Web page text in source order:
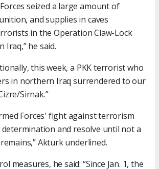
seized a large amount of
and supplies in caves
in the Operation Claw-Lock
Iraq,” he said.
this week, a PKK terrorist who
in northern Iraq surrendered to our
Sirnak.”
Forces' fight against terrorism
and resolve until not a
Akturk underlined.
measures, he said: “Since Jan. 1, the